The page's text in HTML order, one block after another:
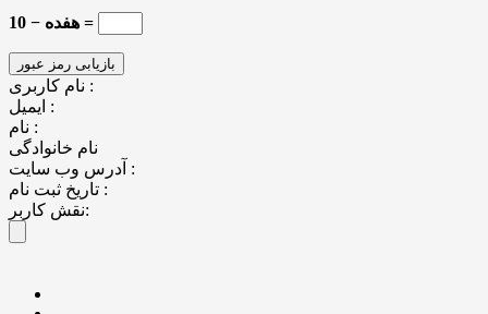
هفده − 10 =
نام کاربری :
ایمیل :
نام :
نام خانوادگی
آدرس وب سایت :
تاریخ ثبت نام :
نقش کاربر: